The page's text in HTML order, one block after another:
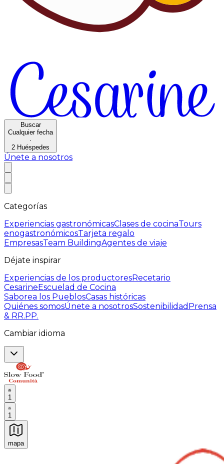
Buscar
Cualquier fecha
·
2 Huéspedes
Únete a nosotros
Categorías
Experiencias gastronómicasClases de cocinaTours
enogastronómicosTarjeta regalo
EmpresasTeam BuildingAgentes de viaje
Déjate inspirar
Experiencias de los productoresRecetario
CesarineEscuelad de Cocina
Saborea los PueblosCasas históricas
Quiénes somosÚnete a nosotrosSostenibilidad Prensa
& RR.PP.
Cambiar idioma
1
1
mapa
Experiencias culinarias inolvidables: Experiencias